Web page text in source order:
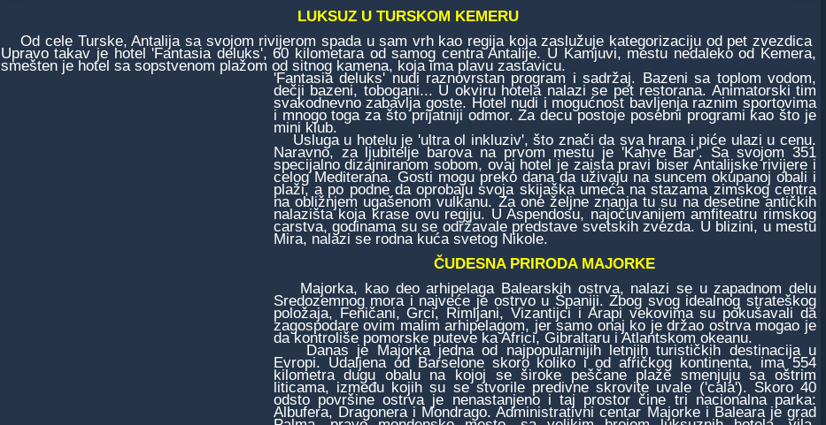
LUKSUZ U TURSKOM KEMERU
Od cele Turske, Antalija sa svojom rivijerom spada u sam vrh kao regija koja zaslužuje kategorizaciju od pet zvezdica
Upravo takav je hotel 'Fantasia deluks', 60 kilometara od samog centra Antalije. U Kamjuvi, mestu nedaleko od Kemera,
smešten je hotel sa sopstvenom plažom od sitnog kamena, koja ima plavu zastavicu.
'Fantasia deluks' nudi raznovrstan program i sadržaj. Bazeni sa toplom vodom,
dečji bazeni, tobogani... U okviru hotela nalazi se pet restorana. Animatorski tim
svakodnevno zabavlja goste. Hotel nudi i mogućnost bavljenja raznim sportovima
i mnogo toga za što prijatniji odmor. Za decu postoje posebni programi kao što je
mini klub.
Usluga u hotelu je 'ultra ol inkluziv', što znači da sva hrana i piće ulazi u cenu.
Naravno, za ljubitelje barova na prvom mestu je 'Kahve Bar'. Sa svojom 351
specijalno dizajniranom sobom, ovaj hotel je zaista pravi biser Antalijske rivijere i
celog Mediterana. Gosti mogu preko dana da uživaju na suncem okupanoj obali i
plaži, a po podne da oprobaju svoja skijaška umeća na stazama zimskog centra
na obližnjem ugašenom vulkanu. Za one željne znanja tu su na desetine antičkih
nalazišta koja krase ovu regiju. U Aspendosu, najočuvanijem amfiteatru rimskog
carstva, godinama su se održavale predstave svetskih zvezda. U blizini, u mestu
Mira, nalazi se rodna kuća svetog Nikole.
ČUDESNA PRIRODA MAJORKE
Majorka, kao deo arhipelaga Balearskih ostrva, nalazi se u zapadnom delu
Sredozemnog mora i najveće je ostrvo u Španiji. Zbog svog idealnog strateškog
položaja, Feničani, Grci, Rimljani, Vizantijci i Arapi vekovima su pokušavali da
zagospodare ovim malim arhipelagom, jer samo onaj ko je držao ostrva mogao je
da kontroliše pomorske puteve ka Africi, Gibraltaru i Atlantskom okeanu.
Danas je Majorka jedna od najpopularnijih letnjih turističkih destinacija u
Evropi. Udaljena od Barselone skoro koliko i od afričkog kontinenta, ima 554
kilometra dugu obalu na kojoj se široke peščane plaže smenjuju sa oštrim
liticama, između kojih su se stvorile predivne skrovite uvale ('cala'). Skoro 40
odsto površine ostrva je nenastanjeno i taj prostor čine tri nacionalna parka:
Albufera, Dragonera i Mondrago. Administrativni centar Majorke i Baleara je grad